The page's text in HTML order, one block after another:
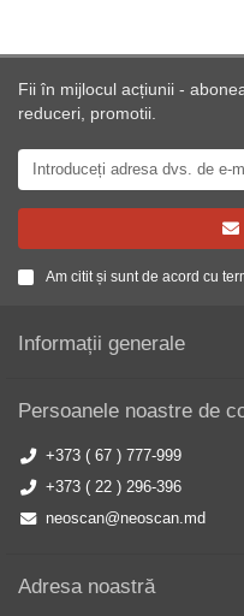
Fii în mijlocul acțiunii -
reduceri, promotii.
Am citit și sunt de acord cu
Informații generale
Persoanele noastre de
+373 ( 67 ) 777-999
+373 ( 22 ) 296-396
neoscan@neoscan.md
Adresa noastră